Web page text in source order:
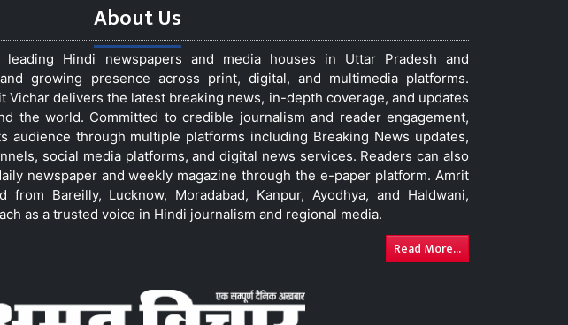
About Us
Hindi newspapers and media houses in Uttar Pradesh and
growing presence across print, digital, and multimedia platforms.
Vichar delivers the latest breaking news, in-depth coverage, and updates
the world. Committed to credible journalism and reader engagement,
audience through multiple platforms including Breaking News updates,
social media platforms, and digital news services. Readers can also
newspaper and weekly magazine through the e-paper platform. Amrit
Bareilly, Lucknow, Moradabad, Kanpur, Ayodhya, and Haldwani,
as a trusted voice in Hindi journalism and regional media.
Read More...